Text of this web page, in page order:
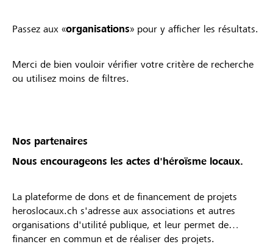
Passez aux «organisations» pour y afficher les résultats.
Merci de bien vouloir vérifier votre critère de recherche
ou utilisez moins de filtres.
Nos partenaires
Nous encourageons les actes d'héroïsme locaux.
La plateforme de dons et de financement de projets
heroslocaux.ch s'adresse aux associations et autres
organisations d'utilité publique, et leur permet de
financer en commun et de réaliser des projets.